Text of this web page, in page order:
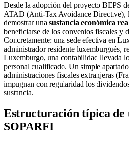
Desde la adopción del proyecto BEPS
ATAD (Anti-Tax Avoidance Directive),
demostrar una sustancia económica
beneficiarse de los convenios fiscales y
Concretamente: una sede efectiva en
administrador residente luxemburgués,
Luxemburgo, una contabilidad llevada
personal cualificado. Un simple
administraciones fiscales extranjeras
impugnan con regularidad los
sustancia.
Estructuración típica de
SOPARFI